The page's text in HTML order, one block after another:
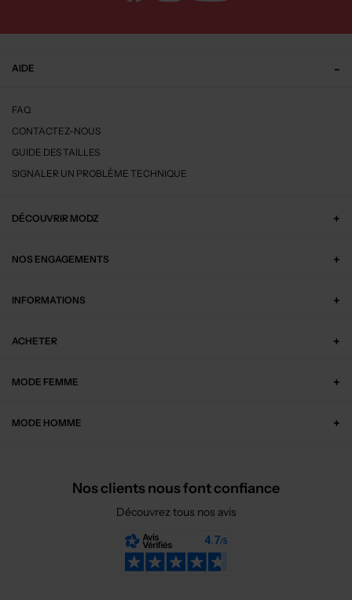
AIDE
FAQ
CONTACTEZ-NOUS
GUIDE DES TAILLES
SIGNALER UN PROBLÈME TECHNIQUE
DÉCOUVRIR MODZ
NOS ENGAGEMENTS
INFORMATIONS
ACHETER
MODE FEMME
MODE HOMME
Nos clients nous font confiance
Découvrez tous nos avis